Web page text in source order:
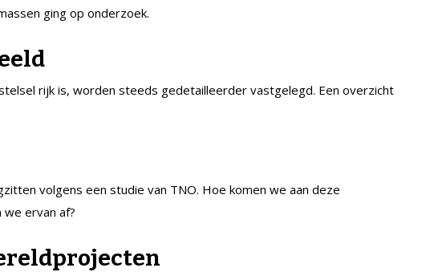
ging op onderzoek.
rijk is, worden steeds gedetailleerder vastgelegd. Een overzicht
volgens een studie van TNO. Hoe komen we aan deze
ervan af?